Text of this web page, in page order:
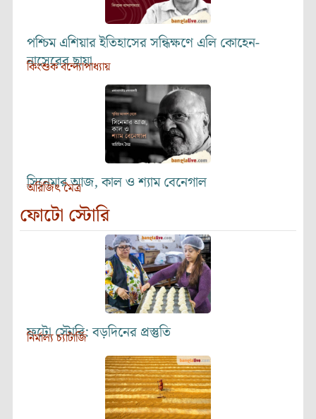
পশ্চিম এশিয়ার ইতিহাসের সন্ধিক্ষণে এলি কোহেন-
নাসেরের ছায়া
কিংশুক বন্দ্যোপাধ্যায়
সিনেমার আজ, কাল ও শ্যাম বেনেগাল
অরিজিৎ মৈত্র
ফোটো স্টোরি
ফটো স্টোরি: বড়দিনের প্রস্তুতি
নির্মাল্য চ্যাটার্জি